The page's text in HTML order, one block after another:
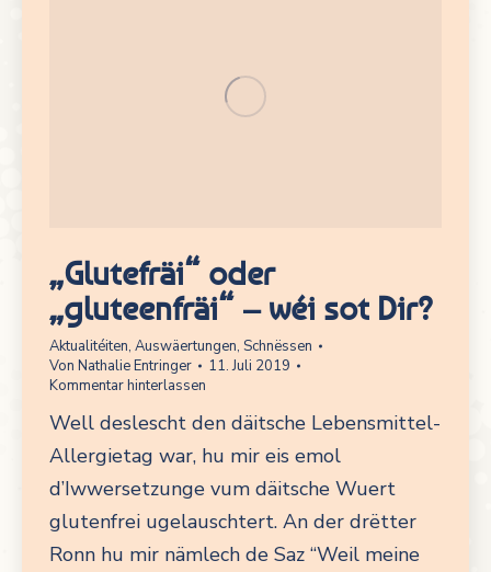
„Glutefräi“ oder
„gluteenfräi“ – wéi sot Dir?
Aktualitéiten, Auswäertungen, Schnëssen
Von Nathalie Entringer
11. Juli 2019
Kommentar hinterlassen
Well deslescht den däitsche Lebensmittel-
Allergietag war, hu mir eis emol
d’Iwwersetzunge vum däitsche Wuert
glutenfrei ugelauschtert. An der drëtter
Ronn hu mir nämlech de Saz “Weil meine